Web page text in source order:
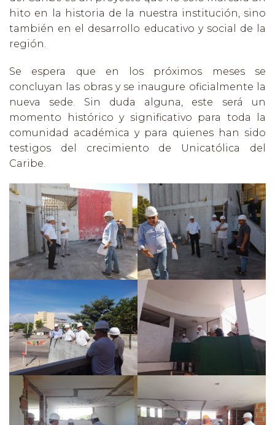
hito en la historia de la nuestra institución, sino
también en el desarrollo educativo y social de la
región.
Se espera que en los próximos meses se
concluyan las obras y se inaugure oficialmente la
nueva sede. Sin duda alguna, este será un
momento histórico y significativo para toda la
comunidad académica y para quienes han sido
testigos del crecimiento de Unicatólica del
Caribe.